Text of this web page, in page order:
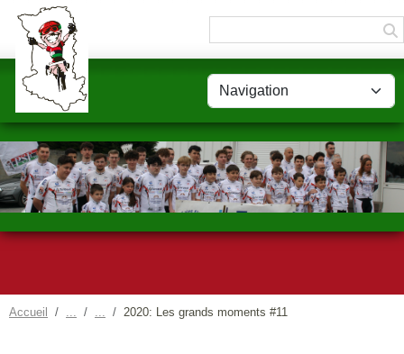
Accueil 2020: Les grands moments #11
Panneau de gestion des cookies